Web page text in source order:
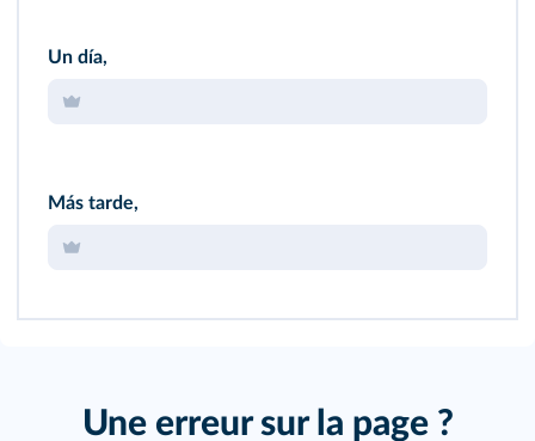
Un día,
Más tarde,
Une erreur sur la page ?